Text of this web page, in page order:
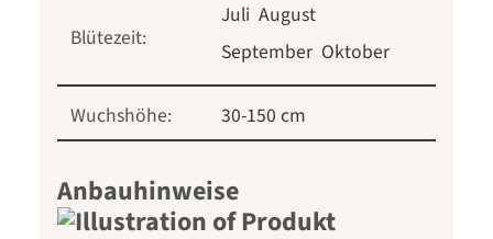
Blütezeit:
Juli August
September Oktober
Wuchshöhe: 30-150 cm
Anbauhinweise